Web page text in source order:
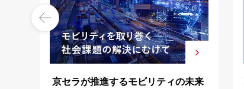
京セラが推進するモビリティの未来